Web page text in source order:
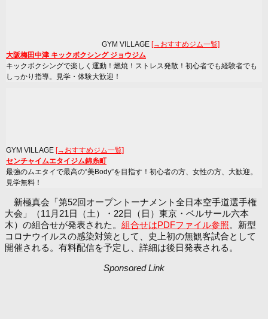
GYM VILLAGE [→おすすめジム一覧]
大阪梅田中津 キックボクシング ジョウジム
キックボクシングで楽しく運動！燃焼！ストレス発散！初心者でも経験者でも
しっかり指導。見学・体験大歓迎！
GYM VILLAGE [→おすすめジム一覧]
センチャイムエタイジム錦糸町
最強のムエタイで最高の“美Body”を目指す！初心者の方、女性の方、大歓迎。
見学無料！
新極真会「第52回オープントーナメント全日本空手道選手権
大会」（11月21日（土）・22日（日）東京・ベルサール六本
木）の組合せが発表された。 組合せはPDFファイル参照。新型
コロナウイルスの感染対策として、史上初の無観客試合として
開催される。有料配信を予定し、詳細は後日発表される。
Sponsored Link